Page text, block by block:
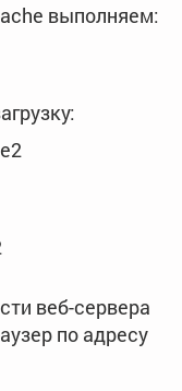
выполняем:
веб-сервера
по адресу